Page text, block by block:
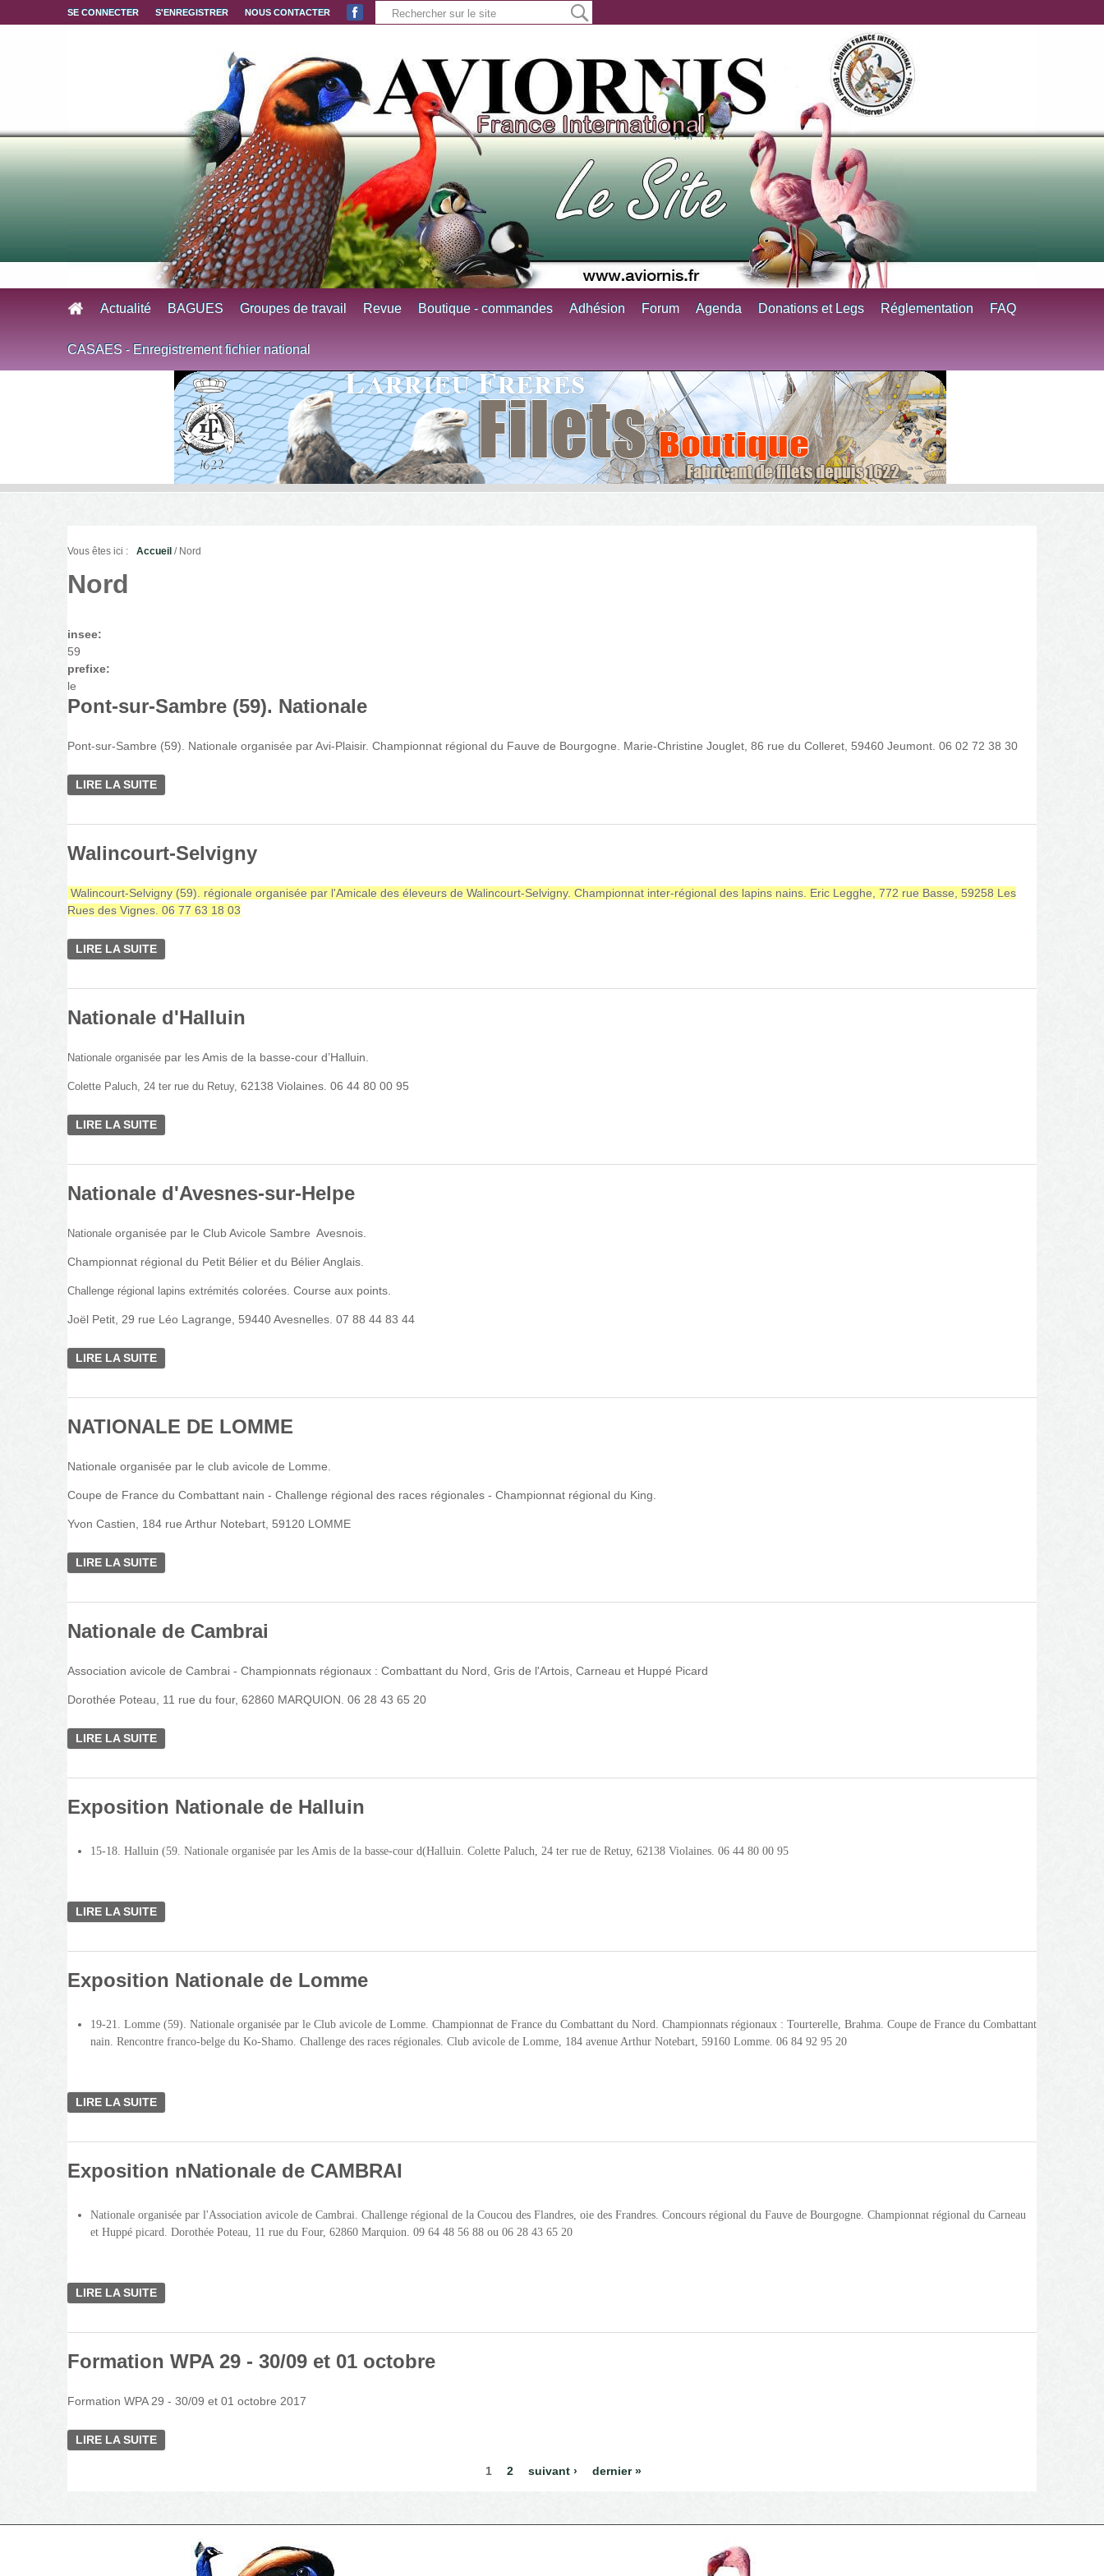
Aller au contenu principal
SE CONNECTER S'ENREGISTRER NOUS CONTACTER
Actualité BAGUES Groupes de travail Revue Boutique - commandes Adhésion Forum Agenda Donations et Legs Réglementation FAQ
CASAES - Enregistrement fichier national
Vous êtes ici : Accueil / Nord
Nord
insee:
59
prefixe:
le
Pont-sur-Sambre (59). Nationale
Pont-sur-Sambre (59). Nationale organisée par Avi-Plaisir. Championnat régional du Fauve de Bourgogne. Marie-Christine Jouglet, 86 rue du Colleret, 59460 Jeumont. 06 02 72 38 30
LIRE LA SUITE
Walincourt-Selvigny
Walincourt-Selvigny (59). régionale organisée par l'Amicale des éleveurs de Walincourt-Selvigny. Championnat inter-régional des lapins nains. Eric Legghe, 772 rue Basse, 59258 Les
Rues des Vignes. 06 77 63 18 03
LIRE LA SUITE
Nationale d'Halluin
Nationale organisée par les Amis de la basse-cour d’Halluin.
Colette Paluch, 24 ter rue du Retuy, 62138 Violaines. 06 44 80 00 95
LIRE LA SUITE
Nationale d'Avesnes-sur-Helpe
Nationale organisée par le Club Avicole Sambre Avesnois.
Championnat régional du Petit Bélier et du Bélier Anglais.
Challenge régional lapins extrémités colorées. Course aux points.
Joël Petit, 29 rue Léo Lagrange, 59440 Avesnelles. 07 88 44 83 44
LIRE LA SUITE
NATIONALE DE LOMME
Nationale organisée par le club avicole de Lomme.
Coupe de France du Combattant nain - Challenge régional des races régionales - Championnat régional du King.
Yvon Castien, 184 rue Arthur Notebart, 59120 LOMME
LIRE LA SUITE
Nationale de Cambrai
Association avicole de Cambrai - Championnats régionaux : Combattant du Nord, Gris de l'Artois, Carneau et Huppé Picard
Dorothée Poteau, 11 rue du four, 62860 MARQUION. 06 28 43 65 20
LIRE LA SUITE
Exposition Nationale de Halluin
15-18. Halluin (59. Nationale organisée par les Amis de la basse-cour d(Halluin. Colette Paluch, 24 ter rue de Retuy, 62138 Violaines. 06 44 80 00 95
LIRE LA SUITE
Exposition Nationale de Lomme
19-21. Lomme (59). Nationale organisée par le Club avicole de Lomme. Championnat de France du Combattant du Nord. Championnats régionaux : Tourterelle, Brahma. Coupe de France du Combattant
nain. Rencontre franco-belge du Ko-Shamo. Challenge des races régionales. Club avicole de Lomme, 184 avenue Arthur Notebart, 59160 Lomme. 06 84 92 95 20
LIRE LA SUITE
Exposition nNationale de CAMBRAI
Nationale organisée par l'Association avicole de Cambrai. Challenge régional de la Coucou des Flandres, oie des Frandres. Concours régional du Fauve de Bourgogne. Championnat régional du Carneau
et Huppé picard. Dorothée Poteau, 11 rue du Four, 62860 Marquion. 09 64 48 56 88 ou 06 28 43 65 20
LIRE LA SUITE
Formation WPA 29 - 30/09 et 01 octobre
Formation WPA 29 - 30/09 et 01 octobre 2017
LIRE LA SUITE
1 2 suivant › dernier »